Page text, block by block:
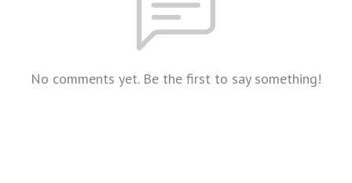
No comments yet. Be the first to say something!